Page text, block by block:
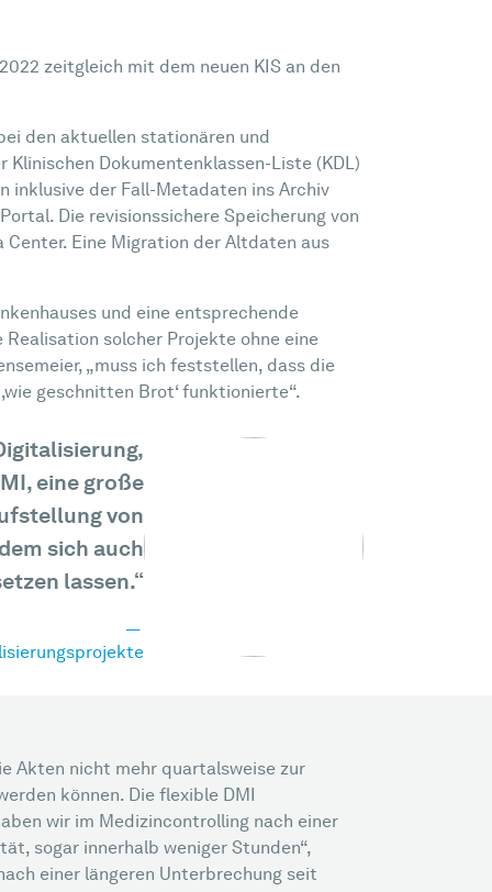
zeitgleich mit dem neuen KIS an den
den aktuellen stationären und
Dokumentenklassen-Liste (KDL)
inklusive der Fall-Metadaten ins Archiv
Die revisionssichere Speicherung von
Eine Migration der Altdaten aus
und eine entsprechende
solcher Projekte ohne eine
„muss ich feststellen, dass die
geschnitten Brot‘ funktionierte“.
eine große
von
sich auch
lassen.“
Akten nicht mehr quartalsweise zur
können. Die flexible DMI
wir im Medizincontrolling nach einer
sogar innerhalb weniger Stunden“,
einer längeren Unterbrechung seit